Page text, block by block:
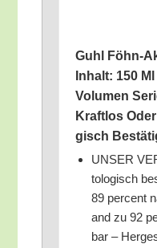
Guhl Föhn-
Inhalt: 150
Volu­men
Kraft­los
gisch
UNSER
to­lo­gisch
89 per­cent
and zu 92
bar –